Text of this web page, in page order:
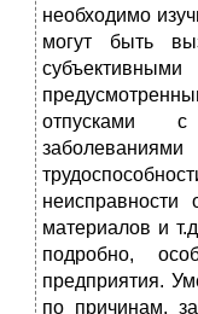
необходимо
могут быть
отпусками с
неисправности
материалов и
подробно,
предприятия.
по причинам,